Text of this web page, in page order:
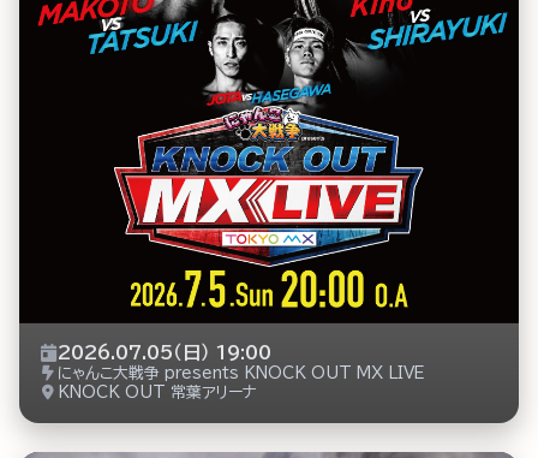
2026.07.05（日） 19:00
にゃんこ大戦争 presents KNOCK OUT MX LIVE
KNOCK OUT 常葉アリーナ